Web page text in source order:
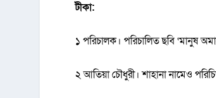
টীকা:
১ পরিচালক। পরিচালিত ছবি ‘মানুষ
২ আতিয়া চৌধুরী। শাহানা নামেও